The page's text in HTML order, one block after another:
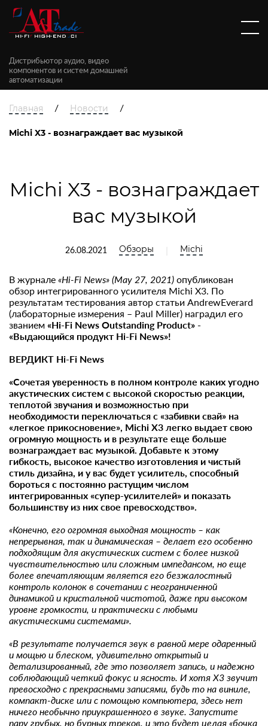
Дистрибьютор аудио, видео
компонентов и систем домашней
автоматизации
Главная / Новости /
Michi X3 - вознаграждает вас музыкой
Michi X3 - вознаграждает
вас музыкой
26.08.2021 Обзоры Michi
В журнале «Hi-Fi News» (May 27, 2021) опубликован
обзор интегрированного усилителя Michi X3. По
результатам тестирования автор статьи AndrewEverard
(лабораторные измерения – Paul Miller) наградил его
званием «Hi-Fi News Outstanding Product» -
«Выдающийся продукт Hi-Fi News»!
ВЕРДИКТ Hi-Fi News
«Сочетая уверенность в полном контроле каких угодно
акустических систем с высокой скоростью реакции,
теплотой звучания и возможностью при
необходимости переключаться с «забивки свай» на
«легкое прикосновение», Michi X3 легко выдает свою
огромную мощность и в результате еще больше
вознаграждает вас музыкой. Добавьте к этому
гибкость, высокое качество изготовления и чистый
стиль дизайна, и у вас будет усилитель, способный
бороться с постоянно растущим числом
интегрированных «супер-усилителей» и показать
большинству из них свое превосходство».
«Конечно, его огромная выходная мощность – как
непрерывная, так и динамическая – делает его особенно
подходящим для акустических систем с более низкой
чувствительностью или сложным импедансом, но еще
более впечатляющим является его безжалостный
контроль колонок в сочетании с неограниченной
динамикой и кристальной чистотой, даже при высоком
уровне громкости, и практически с любыми
акустическими системами».
«В результате получается звук в равной мере одаренный
и мощью и блеском, удивительно открытый и
детализированный, где это позволяет запись, и надежно
соблюдающий четкий фокус и ясность. И хотя X3 звучит
превосходно с прекрасными записями, будь то на виниле,
компакт-диске или с помощью компьютера, здесь нет
ничего необычно приукрашенного в звуке. Запустите
пару грубых, но бурных треков, и это будет целая «бочка